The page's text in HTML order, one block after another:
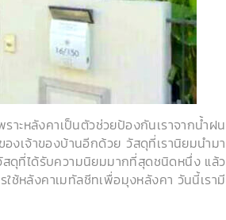
ลังคาเป็นตัวช่วยป้องกันเราจากน้ำฝน
เจ้าของบ้านอีกด้วย วัสดุที่เรานิยมนำมา
ดุที่ได้รับความนิยมมากที่สุดชนิดหนึ่ง แล้ว
ใช้หลังคาเมทัลชีทเพื่อมุงหลังคา วันนี้เรามี